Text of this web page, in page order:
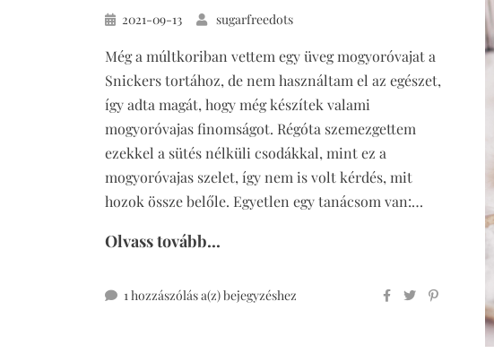
Közzétéve
2021-09-13 sugarfreedots
Még a múltkoriban vettem egy üveg mogyoróvajat a
Snickers tortához, de nem használtam el az egészet,
így adta magát, hogy még készítek valami
mogyoróvajas finomságot. Régóta szemezgettem
ezekkel a sütés nélküli csodákkal, mint ez a
mogyoróvajas szelet, így nem is volt kérdés, mit
hozok össze belőle. Egyetlen egy tanácsom van:…
Olvass tovább...
1 hozzászólás a(z)mogyoróvajas
bejegyzéshez